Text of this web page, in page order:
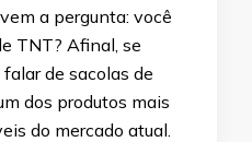
a pergunta: você
TNT? Afinal, se
de sacolas de
dos produtos mais
do mercado atual.